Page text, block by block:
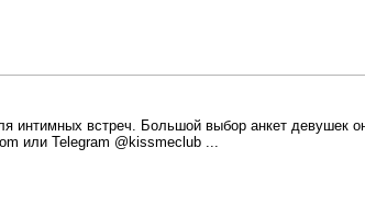
интимных встреч. Большой выбор анкет девушек
или Telegram @kissmeclub ...